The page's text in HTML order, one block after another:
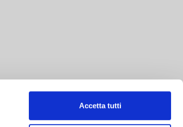
Accetta tutti